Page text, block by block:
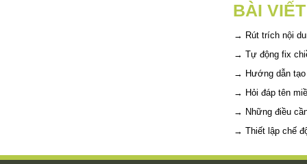
BÀI
→ Rút trích nội
→ Tự động fix
→ Hướng dẫn
→ Hỏi đáp tên
→ Những điều
→ Thiết lập chế